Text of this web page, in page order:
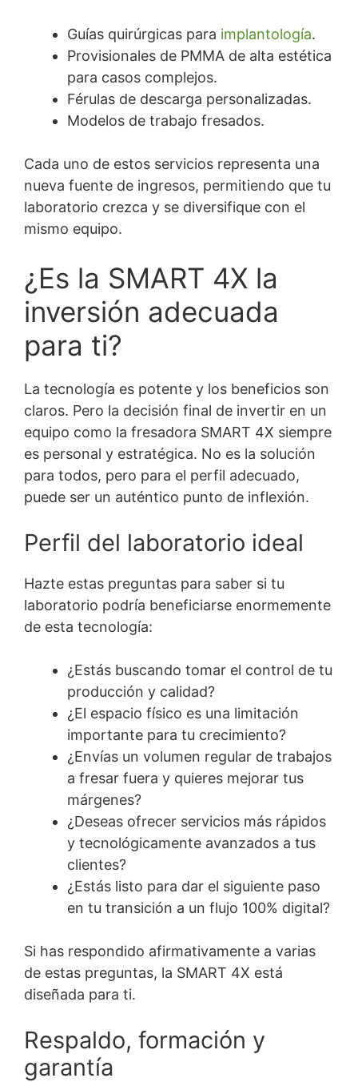
Guías quirúrgicas para implantología.
Provisionales de PMMA de alta estética
para casos complejos.
Férulas de descarga personalizadas.
Modelos de trabajo fresados.
Cada uno de estos servicios representa una
nueva fuente de ingresos, permitiendo que tu
laboratorio crezca y se diversifique con el
mismo equipo.
¿Es la SMART 4X la
inversión adecuada
para ti?
La tecnología es potente y los beneficios son
claros. Pero la decisión final de invertir en un
equipo como la fresadora SMART 4X siempre
es personal y estratégica. No es la solución
para todos, pero para el perfil adecuado,
puede ser un auténtico punto de inflexión.
Perfil del laboratorio ideal
Hazte estas preguntas para saber si tu
laboratorio podría beneficiarse enormemente
de esta tecnología:
¿Estás buscando tomar el control de tu
producción y calidad?
¿El espacio físico es una limitación
importante para tu crecimiento?
¿Envías un volumen regular de trabajos
a fresar fuera y quieres mejorar tus
márgenes?
¿Deseas ofrecer servicios más rápidos
y tecnológicamente avanzados a tus
clientes?
¿Estás listo para dar el siguiente paso
en tu transición a un flujo 100% digital?
Si has respondido afirmativamente a varias
de estas preguntas, la SMART 4X está
diseñada para ti.
Respaldo, formación y
garantía